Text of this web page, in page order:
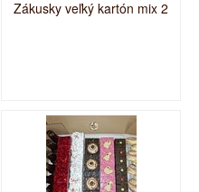
Zákusky veľký kartón mix 2